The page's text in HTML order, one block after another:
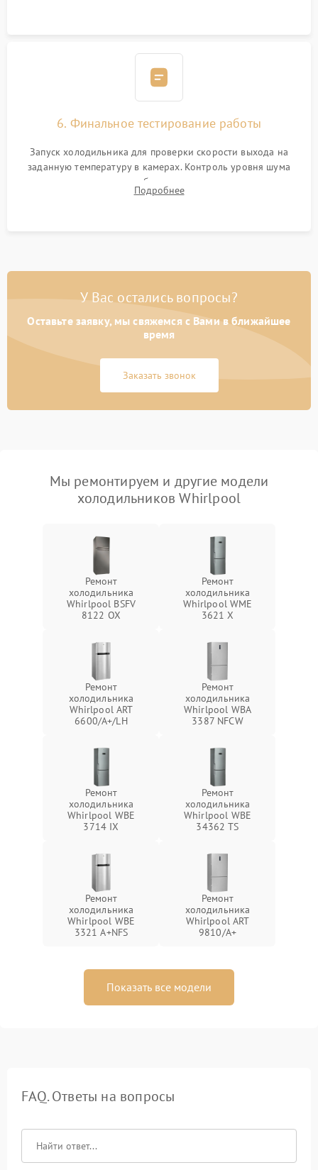
6. Финальное тестирование работы
Запуск холодильника для проверки скорости выхода на
заданную температуру в камерах. Контроль уровня шума
компрессора, отсутствия обмерзания стенок и корректного
срабатывания системы автоматической оттайки.
Подробнее
У Вас остались вопросы?
Оставьте заявку, мы свяжемся с Вами в ближайшее
время
Заказать звонок
Мы ремонтируем и другие модели
холодильников Whirlpool
Ремонт
холодильника
Whirlpool BSFV
8122 OX
Ремонт
холодильника
Whirlpool WME
3621 X
Ремонт
холодильника
Whirlpool ART
6600/A+/LH
Ремонт
холодильника
Whirlpool WBA
3387 NFCW
Ремонт
холодильника
Whirlpool WBE
3714 IX
Ремонт
холодильника
Whirlpool WBE
34362 TS
Ремонт
холодильника
Whirlpool WBE
3321 A+NFS
Ремонт
холодильника
Whirlpool ART
9810/A+
Показать все модели
FAQ. Ответы на вопросы